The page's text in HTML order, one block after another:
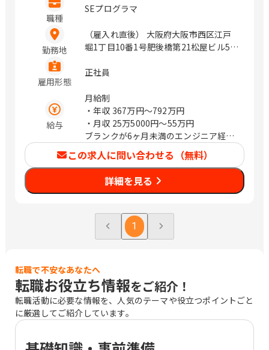
職種
SEプログラマ
勤務地
（雇入れ直後） 大阪府大阪市西区江戸
堀1丁目10番1号肥後橋第21松屋ビル5F
クツリー仙台（旧タカノボル第5ビル）
神戸国際会館22階 愛知県名古屋市西区
牛島町6-1 名古屋ルーセントタワー40F
京都府京都市下京区四条通室町東入函谷
鉾町101 アーバンネット四条烏丸ビル
ラルビル 北海道札幌市中央区北4条西4
丁目1-7 MMS札幌駅前ビル 1-3F プロジ
ェクト先（東京都） 広島県広島市中区
銀山町3-1 ひろしまハイビル21 16F 神奈
川県横浜市中区桜木町1丁目1-7 ヒュ-リ
ックみなとみらい 10階 プロジェクト先
（埼玉県） 【福岡市中央区】福岡県福
（変更の範囲） 会社の定める範囲
雇用形態
正社員
給与
月給制
・年収 367万円〜792万円
・月収 25万5000円〜55万円
ブランクが6ヶ月未満のエンジニア経験
者は前職給与保証
この求人に問い合わせる（無料）
詳細を見る
1
転職で不安なあなたへ
転職お役立ち情報をご紹介！
転職活動に必要な情報を、人気のテーマや役立つポイントごと
に厳選してご紹介しています。